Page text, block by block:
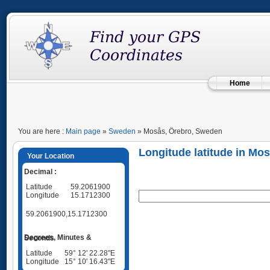
Home
You are here : Main page » Sweden » Mosås, Örebro, Sweden
Your Location
Decimal :
Latitude
59.2061900
Longitude
15.1712300
59.2061900,15.1712300
Degrees, Minutes & Seconds
Latitude
59° 12' 22.28"E
Longitude
15° 10' 16.43"E
Longitude latitude in